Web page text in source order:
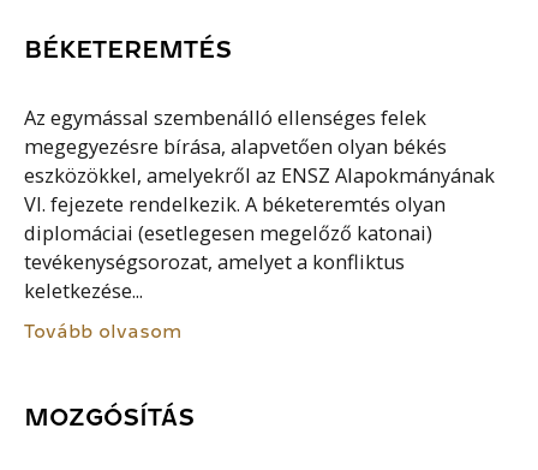
BÉKETEREMTÉS
Az egymással szembenálló ellenséges felek
megegyezésre bírása, alapvetően olyan békés
eszközökkel, amelyekről az ENSZ Alapokmányának
VI. fejezete rendelkezik. A béketeremtés olyan
diplomáciai (esetlegesen megelőző katonai)
tevékenységsorozat, amelyet a konfliktus
keletkezése...
Tovább olvasom
MOZGÓSÍTÁS